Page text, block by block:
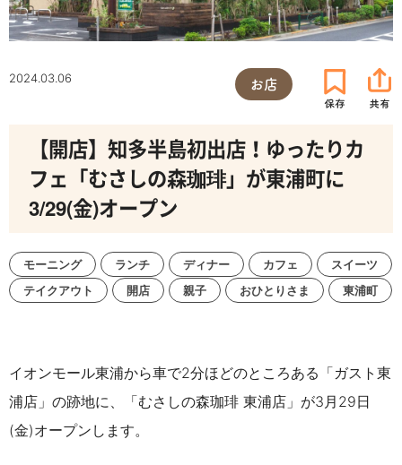
2024.03.06 お店
【開店】知多半島初出店！ゆったりカ
フェ「むさしの森珈琲」が東浦町に
3/29(金)オープン
モーニング ランチ ディナー カフェ
スイーツ
テイクアウト
開店 親子 おひとりさま 東浦町
イオンモール東浦から車で2分ほどのところある「ガスト東
浦店」の跡地に、「むさしの森珈琲 東浦店」が3月29日
(金)オープンします。